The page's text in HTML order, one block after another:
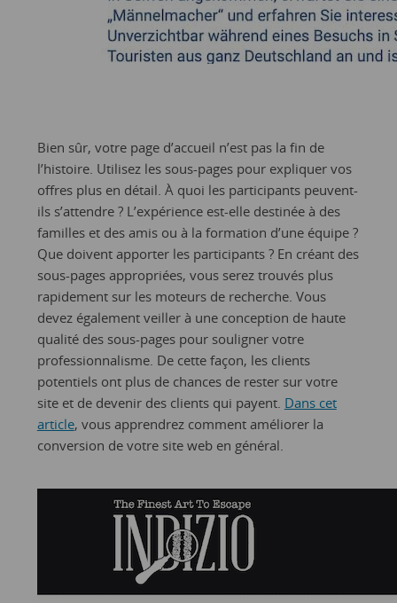
Bien sûr, votre page d’accueil n’est pas la fin de
l’histoire. Utilisez les sous-pages pour expliquer vos
offres plus en détail. À quoi les participants peuvent-
ils s’attendre ? L’expérience est-elle destinée à des
familles et des amis ou à la formation d’une équipe ?
Que doivent apporter les participants ? En créant des
sous-pages appropriées, vous serez trouvés plus
rapidement sur les moteurs de recherche. Vous
devez également veiller à une conception de haute
qualité des sous-pages pour souligner votre
professionnalisme. De cette façon, les clients
potentiels ont plus de chances de rester sur votre
site et de devenir des clients qui payent. Dans cet
article, vous apprendrez comment améliorer la
conversion de votre site web en général.